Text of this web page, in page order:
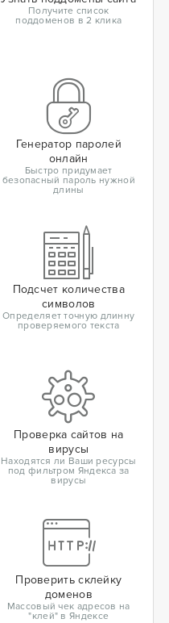
Получите список
поддоменов в 2 клика
Генератор паролей
онлайн
Быстро придумает
безопасный пароль нужной
длины
Подсчет количества
символов
Определяет точную длинну
проверяемого текста
Проверка сайтов на
вирусы
Находятся ли Ваши ресурсы
под фильтром Яндекса за
вирусы
Проверить склейку
доменов
Массовый чек адресов на
"клей" в Яндексе